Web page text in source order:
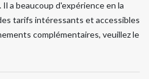
a beaucoup d'expérience en la
tarifs intéressants et accessibles
complémentaires, veuillez le